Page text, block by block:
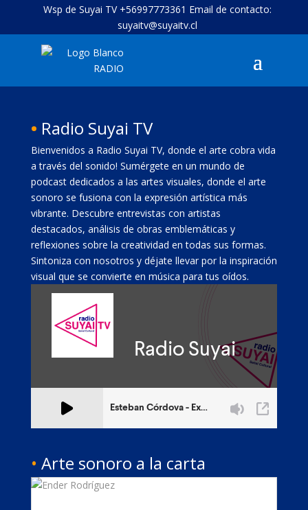
Wsp de Suyai TV +56997773361 Email de contacto:
suyaitv@suyaitv.cl
• Radio Suyai TV
Bienvenidos a Radio Suyai TV, donde el arte cobra vida
a través del sonido! Sumérgete en un mundo de
podcast dedicados a las artes visuales, donde el arte
sonoro se fusiona con la expresión artística más
vibrante. Descubre entrevistas con artistas
destacados, análisis de obras emblemáticas y
reflexiones sobre la creatividad en todas sus formas.
Sintoniza con nosotros y déjate llevar por la inspiración
visual que se convierte en música para tus oídos.
• Arte sonoro a la carta